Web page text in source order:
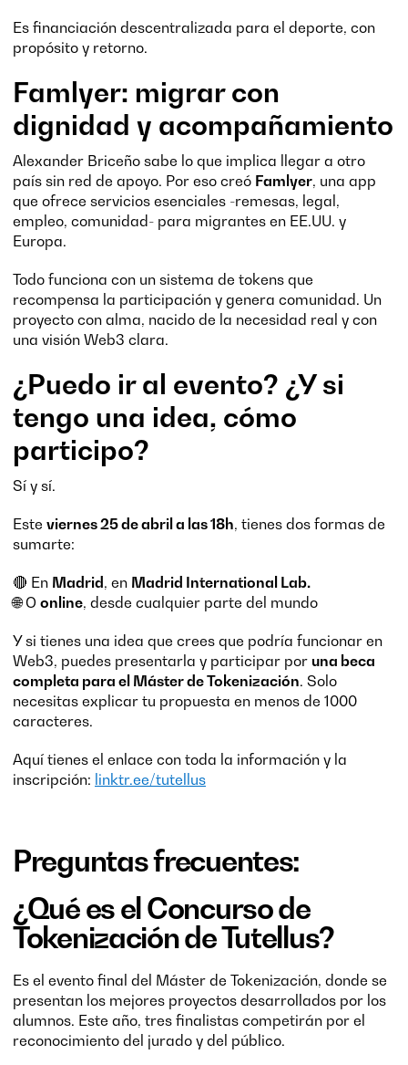
Es financiación descentralizada para el deporte, con
propósito y retorno.
Famlyer: migrar con
dignidad y acompañamiento
Alexander Briceño sabe lo que implica llegar a otro
país sin red de apoyo. Por eso creó Famlyer, una app
que ofrece servicios esenciales -remesas, legal,
empleo, comunidad- para migrantes en EE.UU. y
Europa.
Todo funciona con un sistema de tokens que
recompensa la participación y genera comunidad. Un
proyecto con alma, nacido de la necesidad real y con
una visión Web3 clara.
¿Puedo ir al evento? ¿Y si
tengo una idea, cómo
participo?
Sí y sí.
Este viernes 25 de abril a las 18h, tienes dos formas de
sumarte:
🔴 En Madrid , en Madrid International Lab.
🌐 O online, desde cualquier parte del mundo
Y si tienes una idea que crees que podría funcionar en
Web3, puedes presentarla y participar por una beca
completa para el Máster de Tokenización. Solo
necesitas explicar tu propuesta en menos de 1000
caracteres.
Aquí tienes el enlace con toda la información y la
inscripción: linktr.ee/tutellus
Preguntas frecuentes:
¿Qué es el Concurso de
Tokenización de Tutellus?
Es el evento final del Máster de Tokenización, donde se
presentan los mejores proyectos desarrollados por los
alumnos. Este año, tres finalistas competirán por el
reconocimiento del jurado y del público.